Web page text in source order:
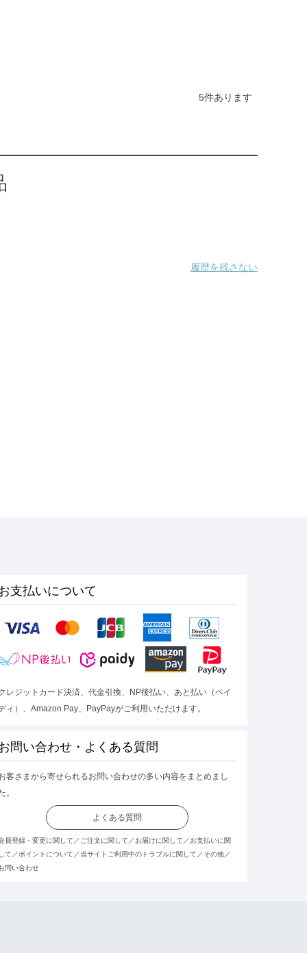
5件あります
履歴を残さない
支払いについて
レジットカード決済、代金引換、NP後払い、あと払い（ペイ
ィ）、Amazon Pay、PayPayがご利用いただけます。
問い合わせ・よくある質問
客さまから寄せられるお問い合わせの多い内容をまとめまし
。
よくある質問
員登録・変更に関して／ご注文に関して／お届けに関して／お支払いに関
て／ポイントについて／当サイトご利用中のトラブルに関して／その他／
問い合わせ